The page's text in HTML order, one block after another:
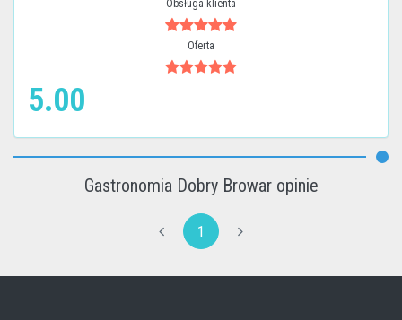
Obsługa klienta
Oferta
5.00
Gastronomia Dobry Browar opinie
1